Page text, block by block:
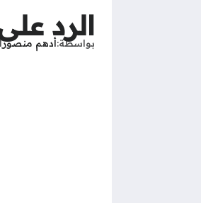
الرد
بواسطة أدهم منصور